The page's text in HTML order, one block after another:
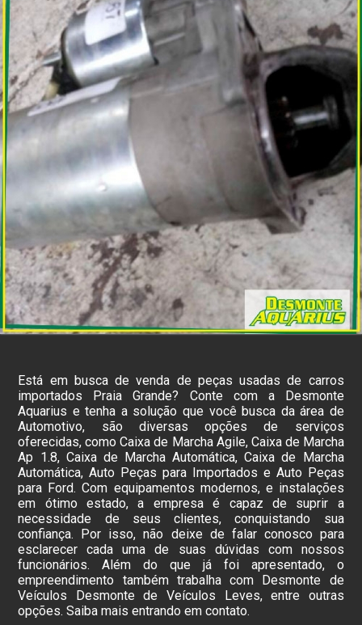
Está em busca de venda de peças usadas de carros
importados Praia Grande? Conte com a Desmonte
Aquarius e tenha a solução que você busca da área de
Automotivo, são diversas opções de serviços
oferecidas, como Caixa de Marcha Agile, Caixa de Marcha
Ap 1.8, Caixa de Marcha Automática, Caixa de Marcha
Automática, Auto Peças para Importados e Auto Peças
para Ford. Com equipamentos modernos, e instalações
em ótimo estado, a empresa é capaz de suprir a
necessidade de seus clientes, conquistando sua
confiança. Por isso, não deixe de falar conosco para
esclarecer cada uma de suas dúvidas com nossos
funcionários. Além do que já foi apresentado, o
empreendimento também trabalha com Desmonte de
Veículos Desmonte de Veículos Leves, entre outras
opções. Saiba mais entrando em contato.